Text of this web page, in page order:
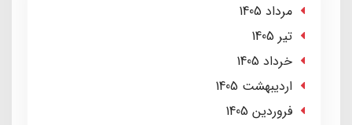
مرداد 1405
تير 1405
خرداد 1405
ارديبهشت 1405
فروردین 1405